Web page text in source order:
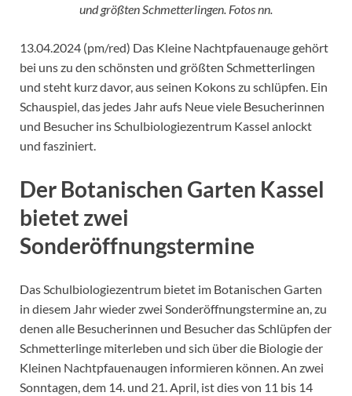
und größten Schmetterlingen. Fotos nn.
13.04.2024 (pm/red) Das Kleine Nachtpfauenauge gehört
bei uns zu den schönsten und größten Schmetterlingen
und steht kurz davor, aus seinen Kokons zu schlüpfen. Ein
Schauspiel, das jedes Jahr aufs Neue viele Besucherinnen
und Besucher ins Schulbiologiezentrum Kassel anlockt
und fasziniert.
Der Botanischen Garten Kassel
bietet zwei
Sonderöffnungstermine
Das Schulbiologiezentrum bietet im Botanischen Garten
in diesem Jahr wieder zwei Sonderöffnungstermine an, zu
denen alle Besucherinnen und Besucher das Schlüpfen der
Schmetterlinge miterleben und sich über die Biologie der
Kleinen Nachtpfauenaugen informieren können. An zwei
Sonntagen, dem 14. und 21. April, ist dies von 11 bis 14